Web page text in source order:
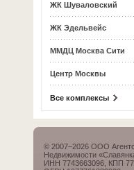
ЖК Шуваловский
ЖК Эдельвейс
ММДЦ Москва Сити
Центр Москвы
Все комплексы
© 2007–2026 ООО
Недвижимости
ИНН 7743663096, КПП